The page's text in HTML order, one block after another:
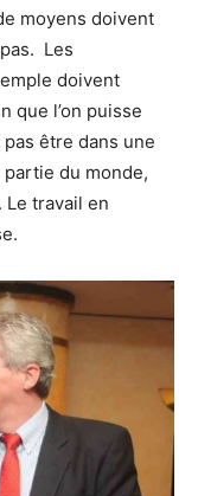
moyens doivent
Les
doivent
que l’on puisse
être dans une
du monde,
Le travail en